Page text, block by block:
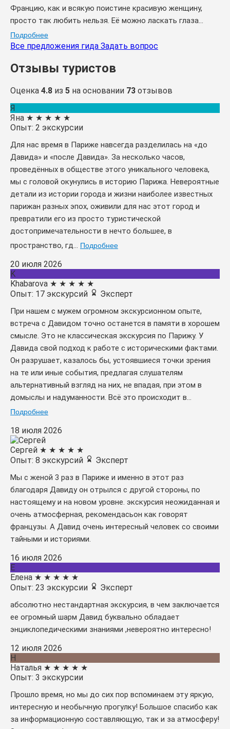
Францию, как и всякую поистине красивую женщину,
просто так любить нельзя. Её можно ласкать глаза...
Подробнее
Все предложения гида Задать вопрос
Отзывы туристов
Оценка 4.8 из 5 на основании 73 отзывов
Я
Яна ★ ★ ★ ★ ★
Опыт: 2 экскурсии
Для нас время в Париже навсегда разделилась на «до
Давида» и «после Давида». За несколько часов,
проведённых в обществе этого уникального человека,
мы с головой окунулись в историю Парижа. Невероятные
детали из истории города и жизни наиболее известных
парижан разных эпох, оживили для нас этот город и
превратили его из просто туристической
достопримечательности в нечто большее, в
пространство, гд... Подробнее
20 июля 2026
K
Khabarova ★ ★ ★ ★ ★
Опыт: 17 экскурсий
Эксперт
При нашем с мужем огромном экскурсионном опыте,
встреча с Давидом точно останется в памяти в хорошем
смысле. Это не классическая экскурсия по Парижу. У
Давида свой подход к работе с историческими фактами.
Он разрушает, казалось бы, устоявшиеся точки зрения
на те или иные события, предлагая слушателям
альтернативный взгляд на них, не впадая, при этом в
домыслы и надуманности. Всё это происходит в...
Подробнее
18 июля 2026
Сергей ★ ★ ★ ★ ★
Опыт: 8 экскурсий
Эксперт
Мы с женой 3 раз в Париже и именно в этот раз
благодаря Давиду он отрылся с другой стороны, по
настоящему и на новом уровне. экскурсия неожиданная и
очень атмосферная, рекомендасьон как говорят
французы. А Давид очень интересный человек со своими
тайными и историями.
16 июля 2026
Е
Елена ★ ★ ★ ★ ★
Опыт: 23 экскурсии
Эксперт
абсолютно нестандартная экскурсия, в чем заключается
ее огромный шарм Давид буквально обладает
энциклопедическими знаниями ,невероятно интересно!
12 июля 2026
Н
Наталья ★ ★ ★ ★ ★
Опыт: 3 экскурсии
Прошло время, но мы до сих пор вспоминаем эту яркую,
интересную и необычную прогулку! Большое спасибо как
за информационную составляющую, так и за атмосферу!